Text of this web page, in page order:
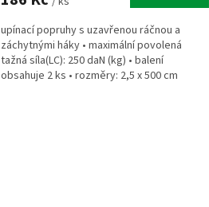
upínací popruhy s uzavřenou ráčnou a
záchytnými háky • maximální povolená
tažná síla(LC): 250 daN (kg) • balení
obsahuje 2 ks • rozměry: 2,5 x 500 cm